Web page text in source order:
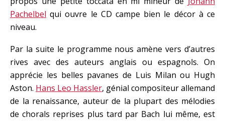
Pachelbel qui ouvre le CD campe bien le décor à ce
niveau.
Par la suite le programme nous amène vers d’autres
rives avec des auteurs anglais ou espagnols. On
apprécie les belles pavanes de Luis Milan ou Hugh
Aston. Hans Leo Hassler, génial compositeur allemand
de la renaissance, auteur de la plupart des mélodies
de chorals reprises plus tard par Bach lui même, est